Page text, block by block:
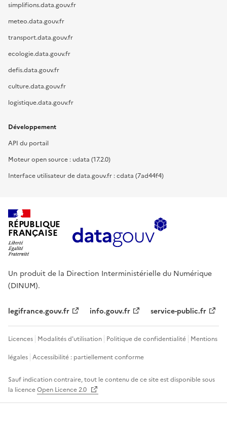
simplifions.data.gouv.fr
meteo.data.gouv.fr
transport.data.gouv.fr
ecologie.data.gouv.fr
defis.data.gouv.fr
culture.data.gouv.fr
logistique.data.gouv.fr
Développement
API du portail
Moteur open source : udata (17.2.0)
Interface utilisateur de data.gouv.fr : cdata (7ad44f4)
RÉPUBLIQUE
FRANÇAISE
Un produit de la Direction Interministérielle du Numérique
(DINUM).
legifrance.gouv.fr info.gouv.fr service-public.fr
Licences Modalités d'utilisation Politique de confidentialité Mentions
légales Accessibilité : partiellement conforme
Sauf indication contraire, tout le contenu de ce site est disponible sous
la licenceOpen Licence 2.0